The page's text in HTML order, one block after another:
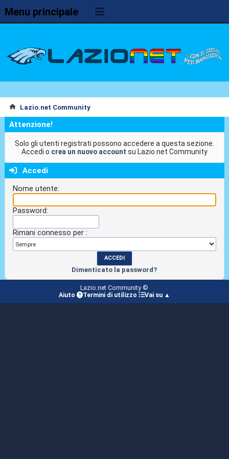
Menu principale
Lazio.net Community
Attenzione!
Solo gli utenti registrati possono accedere a questa sezione.
Accedi o crea un nuovo account su Lazio.net Community
Accedi
Nome utente:
Password:
Rimani connesso per :
Dimenticato la password?
Lazio.net Community ©
Aiuto
Termini di utilizzo Vai su ▲